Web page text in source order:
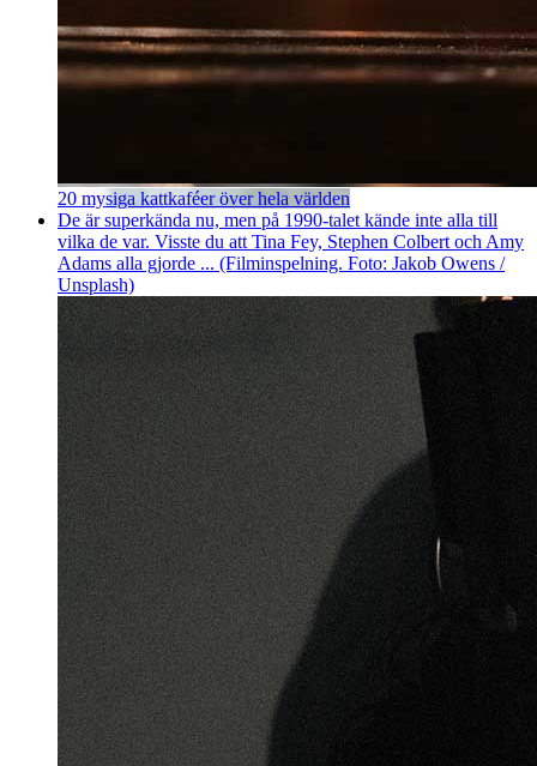
20 mysiga kattkaféer över hela världen
De är superkända nu, men på 1990-talet kände inte alla till
vilka de var. Visste du att Tina Fey, Stephen Colbert och Amy
Adams alla gjorde ... (Filminspelning. Foto: Jakob Owens /
Unsplash)